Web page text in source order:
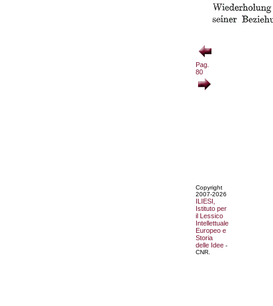
Pag.
80
Copyright
2007-2026
ILIESI,
Istituto per
il Lessico
Intellettuale
Europeo e
Storia
delle Idee -
CNR.